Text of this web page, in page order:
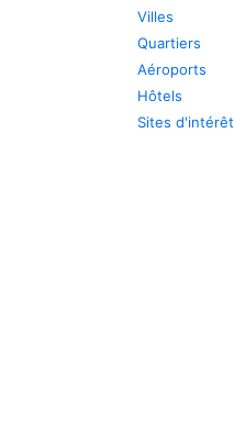
Villes
Quartiers
Aéroports
Hôtels
Sites d'intérêt